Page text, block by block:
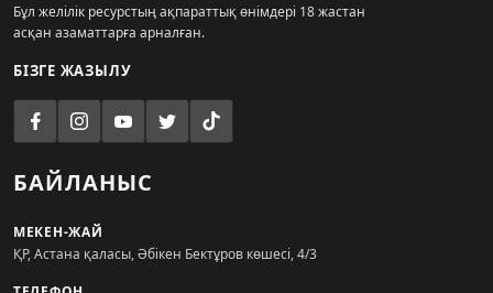
Бұл желілік ресурстың ақпараттық өнімдері 18 жастан
асқан азаматтарға арналған.
БІЗГЕ ЖАЗЫЛУ
БАЙЛАНЫС
МЕКЕН-ЖАЙ
ҚР, Астана қаласы, Әбікен Бектұров көшесі, 4/3